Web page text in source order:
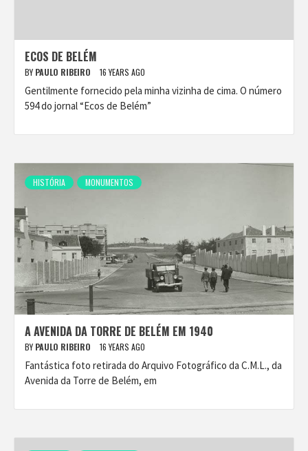
ECOS DE BELÉM
BY PAULO RIBEIRO 16 YEARS AGO
Gentilmente fornecido pela minha vizinha de cima. O número
594 do jornal “Ecos de Belém”
HISTÓRIA MONUMENTOS
A AVENIDA DA TORRE DE BELÉM EM 1940
BY PAULO RIBEIRO 16 YEARS AGO
Fantástica foto retirada do Arquivo Fotográfico da C.M.L., da
Avenida da Torre de Belém, em